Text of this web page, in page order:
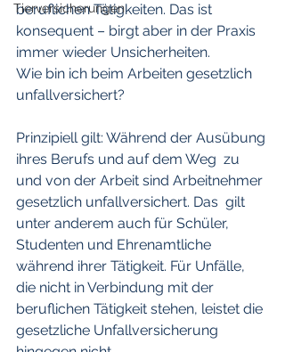
Tierversicherungen
beruflichen Tätigkeiten. Das ist
konsequent – birgt aber in der Praxis
immer wieder Unsicherheiten.
Wie bin ich beim Arbeiten gesetzlich
unfallversichert?
Prinzipiell gilt: Während der Ausübung
ihres Berufs und auf dem Weg  zu
und von der Arbeit sind Arbeitnehmer
gesetzlich unfallversichert. Das  gilt
unter anderem auch für Schüler,
Studenten und Ehrenamtliche
während ihrer Tätigkeit. Für Unfälle,
die nicht in Verbindung mit der
beruflichen Tätigkeit stehen, leistet die
gesetzliche Unfallversicherung